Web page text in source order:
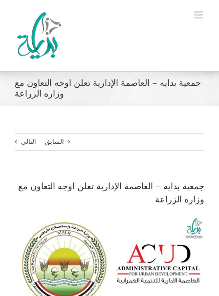
جمعية بدايه – العاصمة الإدارية تعلن اوجه التعاون مع
وزاره الزراعة
السابق التالي
جمعية بدايه – العاصمة الإدارية تعلن اوجه التعاون مع
وزاره الزراعة